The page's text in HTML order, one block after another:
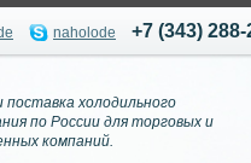
naholode +7 (343) 288-
поставка холодильного
по России для торговых и
компаний.